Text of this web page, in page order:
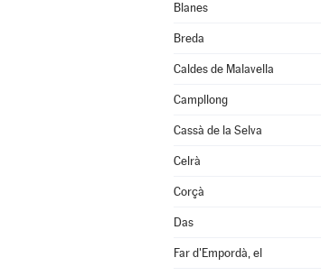
Blanes
Breda
Caldes de Malavella
Campllong
Cassà de la Selva
Celrà
Corçà
Das
Far d'Empordà, el